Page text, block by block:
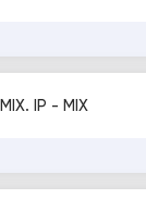
IP - MIX